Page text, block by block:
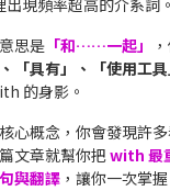
現頻率超高的介系詞。
思是 「和……一起」
、「具有」、「使用工具
的身影。
心概念，你會發現許
文章就幫你把with 最
與翻譯 ，讓你一次掌握